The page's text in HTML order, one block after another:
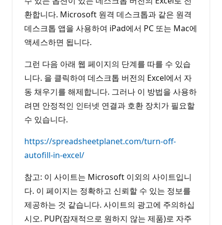
환합니다. Microsoft 원격 데스크톱과 같은 원격
데스크톱 앱을 사용하여 iPad에서 PC 또는 Mac에
액세스하면 됩니다.
그런 다음 아래 웹 페이지의 단계를 따를 수 있습
니다. 을 클릭하여 데스크톱 버전의 Excel에서 자
동 채우기를 해제합니다. 그러나 이 방법을 사용하
려면 안정적인 인터넷 연결과 호환 장치가 필요할
수 있습니다.
https://spreadsheetplanet.com/turn-off-
autofill-in-excel/
참고: 이 사이트는 Microsoft 이외의 사이트입니
다. 이 페이지는 정확하고 신뢰할 수 있는 정보를
제공하는 것 같습니다. 사이트의 광고에 주의하십
시오. PUP(잠재적으로 원하지 않는 제품)로 자주